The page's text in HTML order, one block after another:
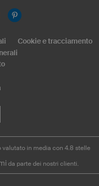
Cookie e tracciamento
valutato in media con 4.8 stelle
da parte dei nostri clienti.